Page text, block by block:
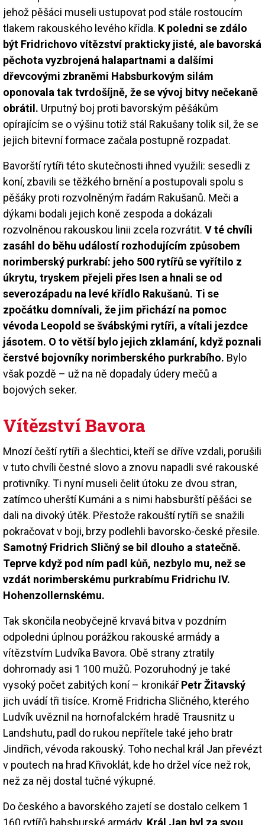
jehož pěšáci museli ustupovat pod stále rostoucím
tlakem rakouského levého křídla. K poledni se zdálo
být Fridrichovo vítězství prakticky jisté, ale bavorská
pěchota vyzbrojená halapartnami a dalšími
dřevcovými zbraněmi Habsburkovým silám
oponovala tak tvrdošíjně, že se vývoj bitvy nečekaně
obrátil. Urputný boj proti bavorským pěšákům
opírajícím se o výšinu totiž stál Rakušany tolik sil, že se
jejich bitevní formace začala postupně rozpadat.
Bavorští rytíři této skutečnosti ihned využili: sesedli z
koní, zbavili se těžkého brnění a postupovali spolu s
pěšáky proti rozvolněným řadám Rakušanů. Meči a
dýkami bodali jejich koně zespoda a dokázali
rozvolněnou rakouskou linii zcela rozvrátit. V té chvíli
zasáhl do běhu událostí rozhodujícím způsobem
norimberský purkrabí: jeho 500 rytířů se vyřítilo z
úkrytu, tryskem přejeli přes Isen a hnali se od
severozápadu na levé křídlo Rakušanů. Ti se
zpočátku domnívali, že jim přichází na pomoc
vévoda Leopold se švábskými rytíři, a vítali jezdce
jásotem. O to větší bylo jejich zklamání, když poznali
čerstvé bojovníky norimberského purkrabího. Bylo
však pozdě – už na ně dopadaly údery mečů a
bojových seker.
Vítězství Bavora
Mnozí čeští rytíři a šlechtici, kteří se dříve vzdali, porušili
v tuto chvíli čestné slovo a znovu napadli své rakouské
protivníky. Ti nyní museli čelit útoku ze dvou stran,
zatímco uherští Kumáni a s nimi habsburští pěšáci se
dali na divoký útěk. Přestože rakouští rytíři se snažili
pokračovat v boji, brzy podlehli bavorsko-české přesile.
Samotný Fridrich Sličný se bil dlouho a statečně.
Teprve když pod ním padl kůň, nezbylo mu, než se
vzdát norimberskému purkrabímu Fridrichu IV.
Hohenzollernskému.
Tak skončila neobyčejně krvavá bitva v pozdním
odpoledni úplnou porážkou rakouské armády a
vítězstvím Ludvíka Bavora. Obě strany ztratily
dohromady asi 1 100 mužů. Pozoruhodný je také
vysoký počet zabitých koní – kronikář Petr Žitavský
jich uvádí tři tisíce. Kromě Fridricha Sličného, kterého
Ludvík uvěznil na hornofalckém hradě Trausnitz u
Landshutu, padl do rukou nepřítele také jeho bratr
Jindřich, vévoda rakouský. Toho nechal král Jan převézt
v poutech na hrad Křivoklát, kde ho držel více než rok,
než za něj dostal tučné výkupné.
Do českého a bavorského zajetí se dostalo celkem 1
160 rytířů habsburské armády. Král Jan byl za svou